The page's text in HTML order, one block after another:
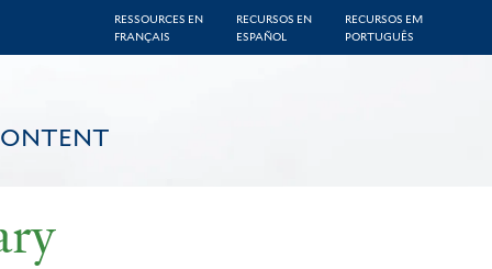
RESSOURCES EN
FRANÇAIS
RECURSOS EN
ESPAÑOL
RECURSOS EM
PORTUGUÊS